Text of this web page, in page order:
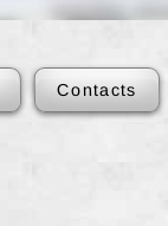
Contacts